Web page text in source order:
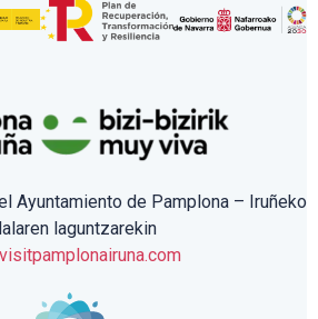
Ayuntamiento de Pamplona – Iruñeko
laguntzarekin